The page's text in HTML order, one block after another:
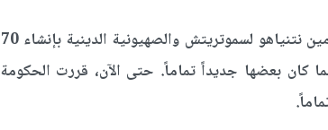
في اتفاقيات الائتلاف، تعهد رئيس وزراء الاحتلال بنيامين نتنياهو لسموتريتش والصهيونية الدينية بإنشاء 70
كان بعضها جديداً تماماً. حتى الآن، قررت الحكومة